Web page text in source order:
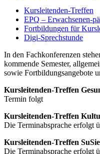
Kursleitenden-Treffen
EPQ – Erwachsenen-
Fortbildungen für
Digi-Sprechstunde
In den Fachkonferenzen
kommende Semester,
sowie Fortbildungsangebote
Kursleitenden-Treffen
Termin folgt
Kursleitenden-Treffen
Die Terminabsprache erfolgt
Kursleitenden-Treffen
Die Terminabsprache erfolgt